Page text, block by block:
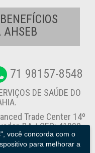
você concorda com o
para melhorar a
AHSEB
71 98157-8548
DE SAÚDE DO
Trade Center 14º
BA / CEP: 41820-